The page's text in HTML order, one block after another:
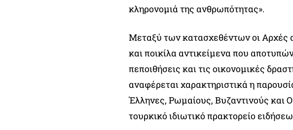
κληρονομιά της ανθρωπότητας».
Μεταξύ των κατασχεθέντων οι Αρχές
και ποικίλα αντικείμενα που
πεποιθήσεις και τις οικονομικές
αναφέρεται χαρακτηριστικά η
Έλληνες, Ρωμαίους, Βυζαντινούς
τουρκικό ιδιωτικό πρακτορείο